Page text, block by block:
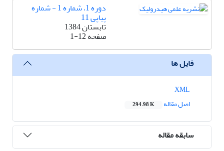
دوره 1، شماره 1 - شماره
پیاپی 11
تابستان 1384
صفحه1-12
فایل ها
اصل مقاله
294.98 K
سابقه مقاله